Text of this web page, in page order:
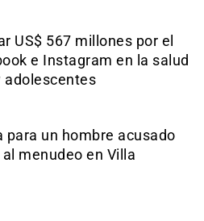
US$ 567 millones por el
e Instagram en la salud
adolescentes
para un hombre acusado
menudeo en Villa